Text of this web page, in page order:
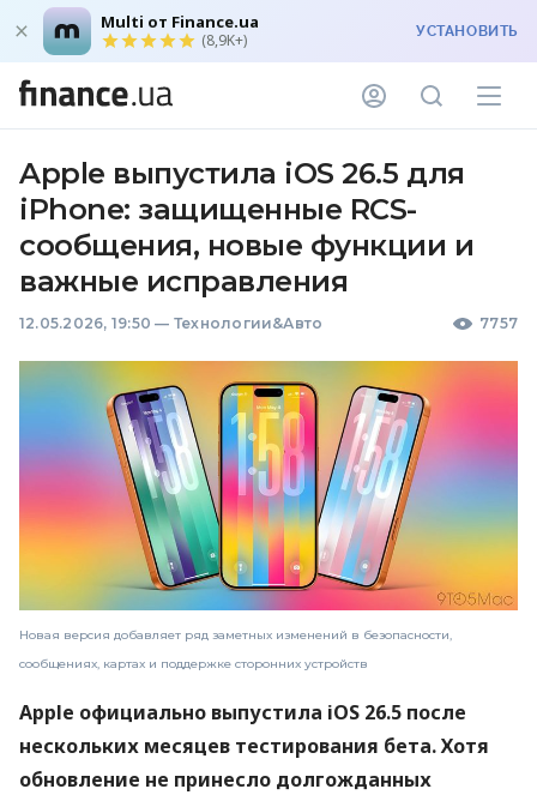
Multi от Finance.ua
(8,9K+) УСТАНОВИТЬ
Apple выпустила iOS 26.5 для
iPhone: защищенные RCS-
сообщения, новые функции и
важные исправления
12.05.2026, 19:50 — Технологии&Авто 7757
Новая версия добавляет ряд заметных изменений в безопасности,
сообщениях, картах и ​​поддержке сторонних устройств
Apple официально выпустила iOS 26.5 после
нескольких месяцев тестирования бета. Хотя
обновление не принесло долгожданных